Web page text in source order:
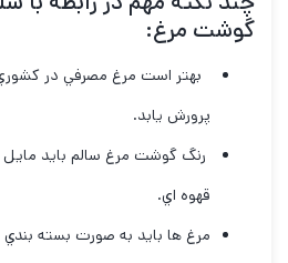
گوشت مرغ:
بهتر است مرغ مصرفي در
پرورش يابد.
رنگ گوشت مرغ سالم بايد مايل
قهوه اي.
مرغ ها بايد به صورت بسته بندي